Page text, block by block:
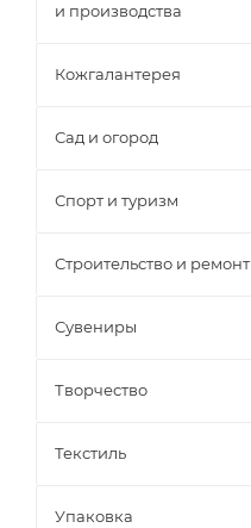
и производства
Кожгалантерея
Сад и огород
Спорт и туризм
Строительство и ремонт
Сувениры
Творчество
Текстиль
Упаковка